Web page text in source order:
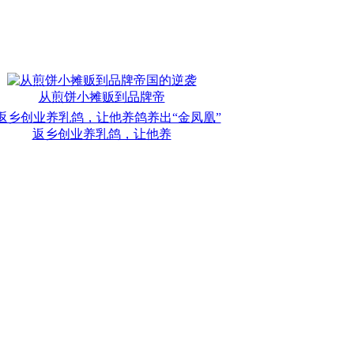
从煎饼小摊贩到品牌帝
返乡创业养乳鸽，让他养